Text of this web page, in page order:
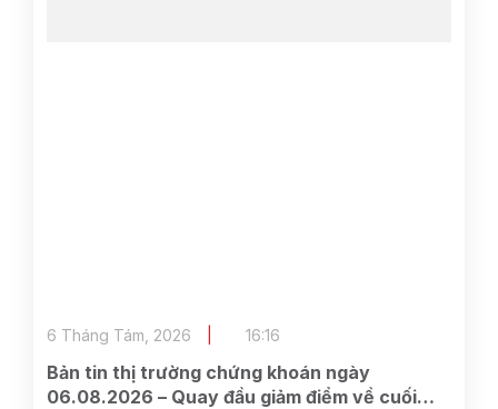
Bản tin thị trường chứng khoán ngày
06.08.2026 – Quay đầu giảm điểm về cuối
6 Tháng Tám, 2026 16:16